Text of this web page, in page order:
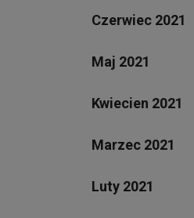
Czerwiec 2021
Maj 2021
Kwiecien 2021
Marzec 2021
Luty 2021